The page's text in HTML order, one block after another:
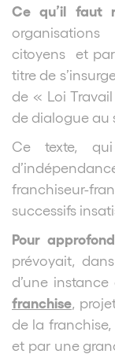
Ce qu’il faut
organisations
citoyens et
titre de
de « Loi
de dialogue au
Ce texte,
franchiseur-
successifs
Pour
prévoyait,
d’une
franchise ,
de la
et par une